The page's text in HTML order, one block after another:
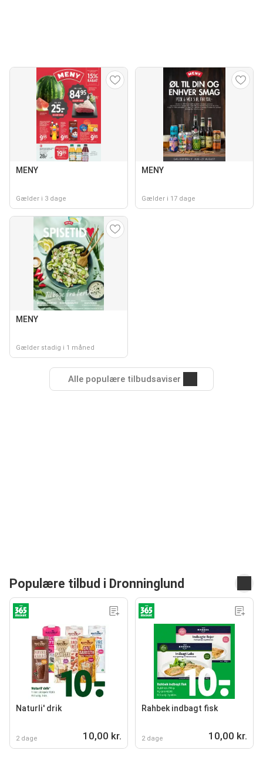
MENY
Gælder i 3 dage
MENY
Gælder i 17 dage
MENY
Gælder stadig i 1 måned
Alle populære tilbudsaviser
Populære tilbud i Dronninglund
Naturli' drik
2 dage 10,00 kr.
Rahbek indbagt fisk
2 dage 10,00 kr.